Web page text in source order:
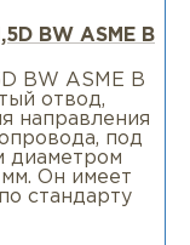
BW ASME B
BW ASME B
отвод,
направления
под
диаметром
Он имеет
стандарту